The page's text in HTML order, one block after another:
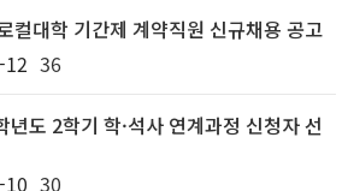
컬대학 기간제 계약직원 신규채용 공고
36
도 2학기 학·석사 연계과정 신청자 선
30